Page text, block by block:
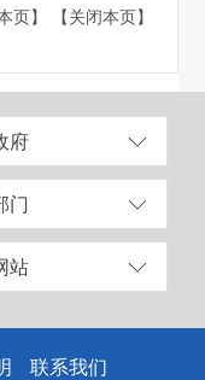
页】 【关闭本页】
府
门
站
联系我们